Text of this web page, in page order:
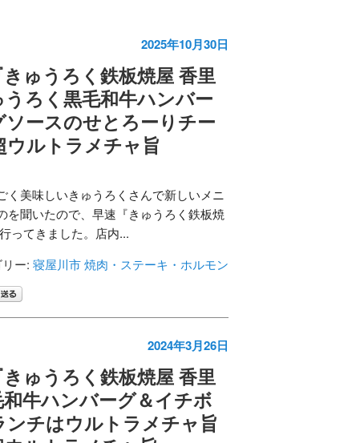
2025年10月30日
ゅうろく鉄板焼屋 香里
ろく黒毛和牛ハンバー
ソースのせとろーりチー
ウルトラメチャ旨
く美味しいきゅうろくさんで新しいメニ
を聞いたので、早速『きゅうろく鉄板焼
ってきました。店内...
ー: 寝屋川市 焼肉・ステーキ・ホルモン
2024年3月26日
ゅうろく鉄板焼屋 香里
牛ハンバーグ＆イチボ
ンチはウルトラメチャ旨